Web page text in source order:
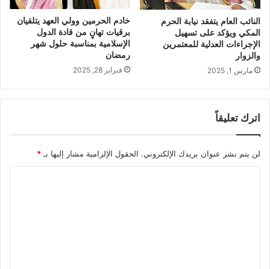
النائب العام يتفقد نيابة الحرم
المكي ويؤكد على تسهيل
الإجراءات العدلية للمعتمرين
والزوار
مارس 1, 2025
خادم الحرمين وولي العهد يتلقيان
برقيات تهانٍ من قادة الدول
الإسلامية بمناسبة حلول شهر
رمضان
فبراير 28, 2025
اترك تعليقاً
لن يتم نشر عنوان بريدك الإلكتروني. الحقول الإلزامية مشار إليها بـ *